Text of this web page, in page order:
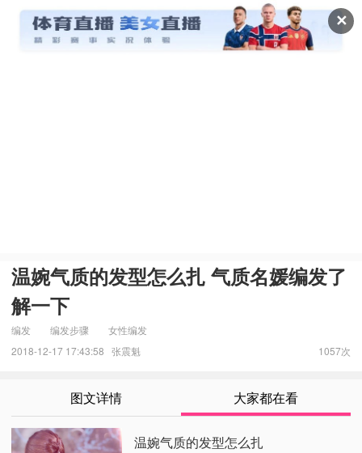
✕
温婉气质的发型怎么扎 气质名媛编发了
解一下
编发 编发步骤
女性编发
2018-12-17 17:43:58 张震魁 1057次
图文详情 大家都在看
温婉气质的发型怎么扎